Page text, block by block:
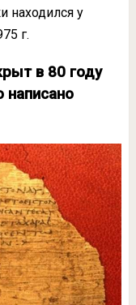
находился у
г.
в 80 году